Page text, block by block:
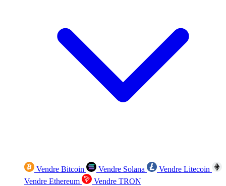
Vendre Bitcoin Vendre Solana
Vendre Litecoin
Vendre Ethereum
Vendre TRON